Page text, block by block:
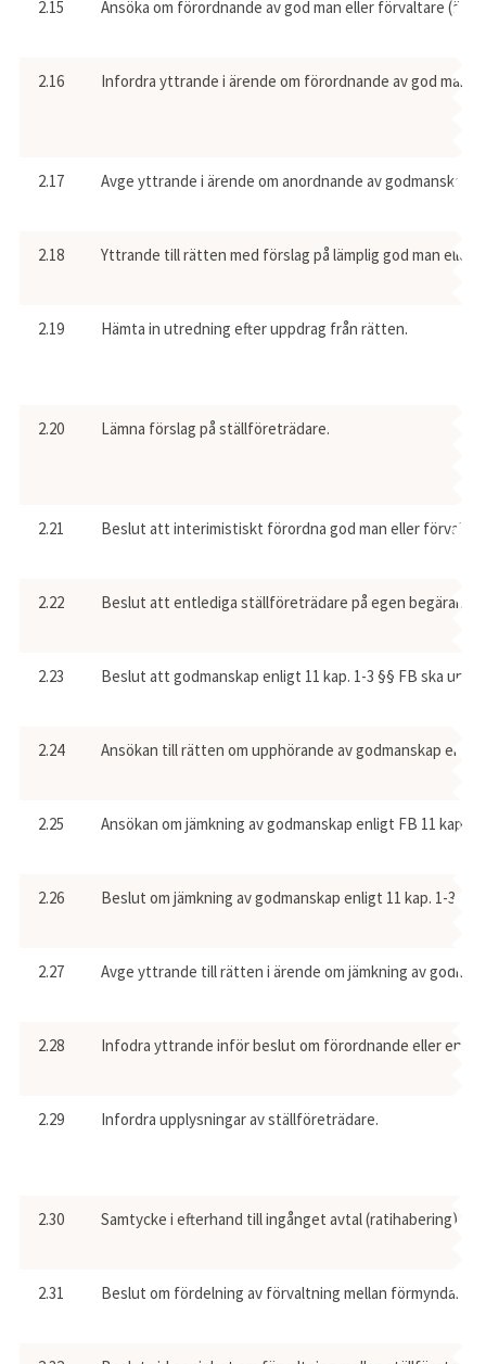
2.15 Ansöka om förordnande av god man eller förvaltare
2.16 Infordra yttrande i ärende om förordnande av god man
2.17 Avge yttrande i ärende om anordnande av godmanskap
2.18 Yttrande till rätten med förslag på lämplig god man eller
2.19 Hämta in utredning efter uppdrag från rätten.
2.20 Lämna förslag på ställföreträdare.
2.21 Beslut att interimistiskt förordna god man eller
2.22 Beslut att entlediga ställföreträdare på egen begäran.
2.23 Beslut att godmanskap enligt 11 kap. 1-3 §§ FB ska
2.24 Ansökan till rätten om upphörande av godmanskap
2.25 Ansökan om jämkning av godmanskap enligt FB 11 kap.
2.26 Beslut om jämkning av godmanskap enligt 11 kap. 1-3
2.27 Avge yttrande till rätten i ärende om jämkning av
2.28 Infodra yttrande inför beslut om förordnande eller
2.29 Infordra upplysningar av ställföreträdare.
2.30 Samtycke i efterhand till ingånget avtal (ratihabering).
2.31 Beslut om fördelning av förvaltning mellan förmyndare,